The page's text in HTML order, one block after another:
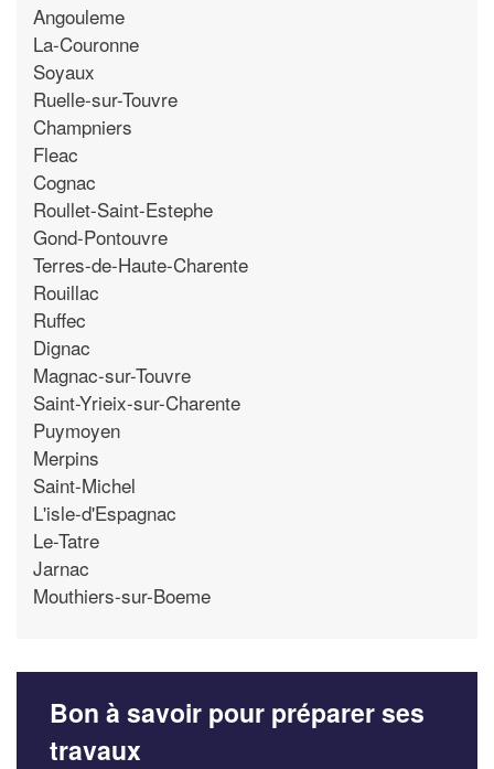
Angouleme
La-Couronne
Soyaux
Ruelle-sur-Touvre
Champniers
Fleac
Cognac
Roullet-Saint-Estephe
Gond-Pontouvre
Terres-de-Haute-Charente
Rouillac
Ruffec
Dignac
Magnac-sur-Touvre
Saint-Yrieix-sur-Charente
Puymoyen
Merpins
Saint-Michel
L'isle-d'Espagnac
Le-Tatre
Jarnac
Mouthiers-sur-Boeme
Bon à savoir pour préparer ses
travaux